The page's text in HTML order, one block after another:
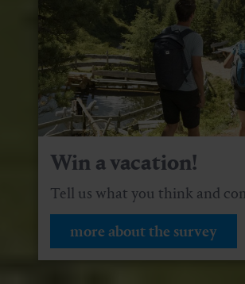
Win a vacation!
Tell us what you think and
more about the survey